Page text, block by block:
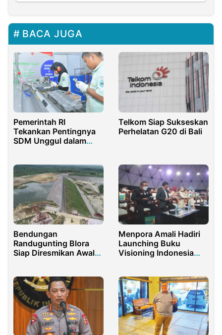
BACA JUGA
Pemerintah RI
Tekankan Pentingnya
SDM Unggul dalam
Telkom Siap Sukseskan
Perhelatan G20 di Bali
Bendungan
Randugunting Blora
Siap Diresmikan Awal
Menpora Amali Hadiri
Launching Buku
Visioning Indonesia